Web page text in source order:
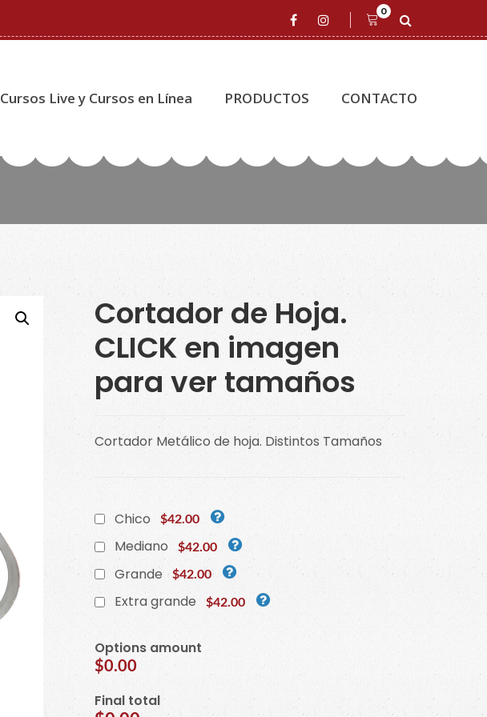
0
Cursos Live y Cursos en Línea PRODUCTOS CONTACTO
Cortador de Hoja.
CLICK en imagen
para ver tamaños
Cortador Metálico de hoja. Distintos Tamaños
Chico $42.00
Mediano $42.00
Grande $42.00
Extra grande $42.00
Options amount
$0.00
Final total